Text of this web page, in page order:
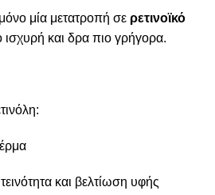
μόνο μία μετατροπή σε ρετινοϊκό
ισχυρή και δρα πιο γρήγορα.
και βελτίωση υφής